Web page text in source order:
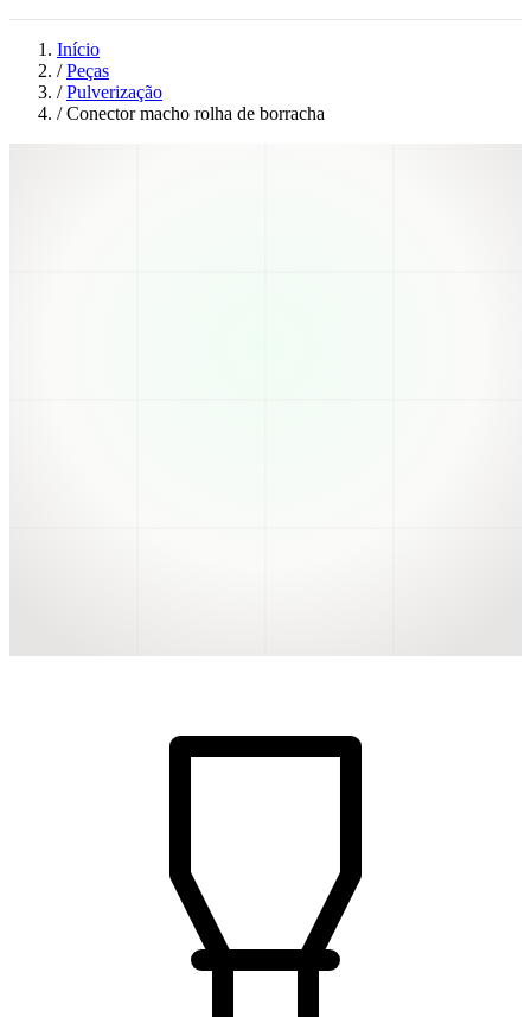
Início
/ Peças
/ Pulverização
/ Conector macho rolha de borracha